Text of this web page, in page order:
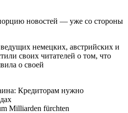
новостей — уже со стороны
немецких, австрийских и
своих читателей о том, что
о своей
Кредиторам нужно
Milliarden fürchten